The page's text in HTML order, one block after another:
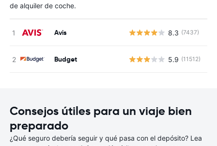
de alquiler de coche.
Avis 8.3 (7437)
Budget 5.9 (11512)
Consejos útiles para un viaje bien
preparado
¿Qué seguro debería seguir y qué pasa con el depósito? Lea